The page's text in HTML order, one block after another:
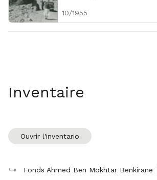
10/1955
Inventaire
Ouvrir l'inventario
Fonds Ahmed Ben Mokhtar Benkirane